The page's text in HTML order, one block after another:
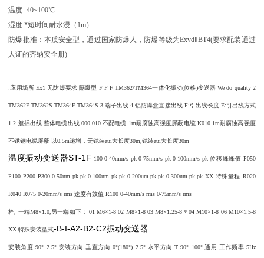
温度 -40~100℃
湿度 *短时间耐水浸（1m）
防爆批准：本质安全型，通过国家防爆人，防爆等级为ExvdⅡBT4(要求配装通过
人证的齐纳安全册)
:应用场所 Ex1 无防爆要求 隔爆型 F F F TM362/TM364一体化振动(位移)变送器 We do quality 2
TM362E TM362S TM364E TM364S 3 端子出线 4 铝防爆盒直接出线 F:引出线长度 E:引出线方式
1 2 航插出线 整体电缆出线 000 010 不配电缆 1m耐腐蚀高强度屏蔽电缆 K010 1m耐腐蚀高强度
不锈钢电缆屏蔽 以0.5m递增，无铠装zui大长度30m,铠装zui大长度30m
温度振动变送器ST-1F 100 0-40mm/s pk 0-75mm/s pk 0-100mm/s pk 位移峰峰值 P050
P100 P200 P300 0-50um pk-pk 0-100um pk-pk 0-200um pk-pk 0-300um pk-pk XX 特殊量程 R020
R040 R075 0-20mm/s rms 速度有效值 R100 0-40mm/s rms 0-75mm/s rms
栓, 一端M8×1.0,另一端如下： 01 M6×1-8 02 M8×1-8 03 M8×1.25-8 * 04 M10×1-8 06 M10×1.5-8
XX 特殊安装型式-B-I-A2-B2-C2振动变送器
安装角度 90°±2.5° 安装方向 垂直方向 0°(180°)±2.5° 水平方向 T 90°±100° 通用 工作频率 5Hz